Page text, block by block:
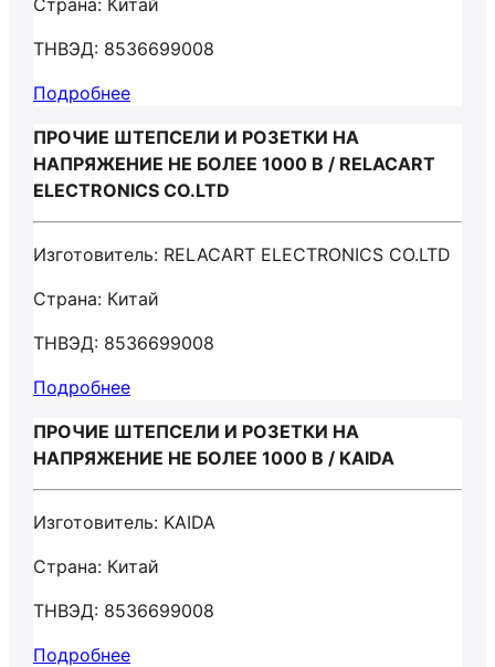
Страна: Китай
ТНВЭД: 8536699008
Подробнее
ПРОЧИЕ ШТЕПСЕЛИ И РОЗЕТКИ НА
НАПРЯЖЕНИЕ НЕ БОЛЕЕ 1000 В / RELACART
ELECTRONICS CO.LTD
Изготовитель: RELACART ELECTRONICS CO.LTD
Страна: Китай
ТНВЭД: 8536699008
Подробнее
ПРОЧИЕ ШТЕПСЕЛИ И РОЗЕТКИ НА
НАПРЯЖЕНИЕ НЕ БОЛЕЕ 1000 В / KAIDA
Изготовитель: KAIDA
Страна: Китай
ТНВЭД: 8536699008
Подробнее